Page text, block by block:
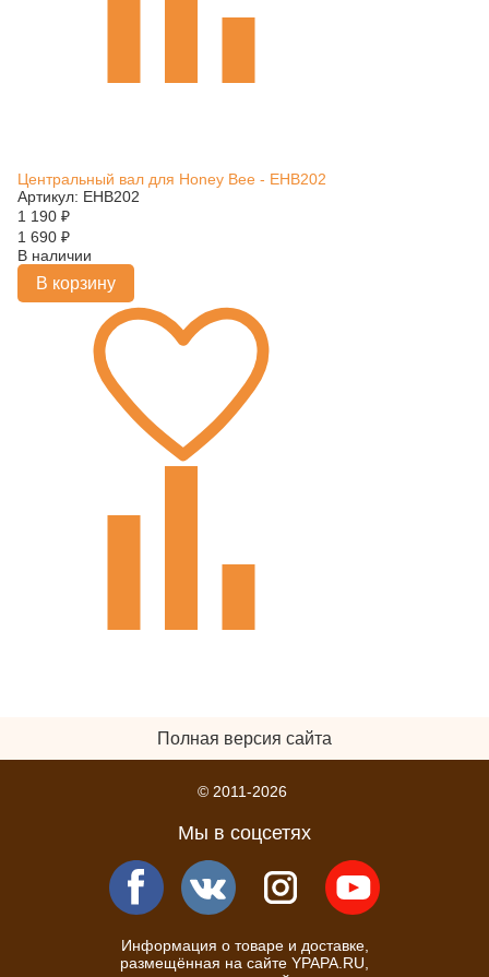
Центральный вал для Honey Bee - EHB202
Артикул: EHB202
1 190 ₽
1 690 ₽
В наличии
В корзину
Полная версия сайта
© 2011-2026
Мы в соцсетях
Информация о товаре и доставке,
размещённая на сайте YPAPA.RU,